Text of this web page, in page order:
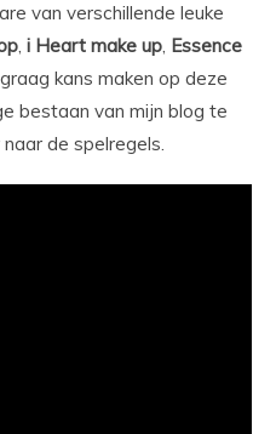
van verschillende leuke
, i Heart make up, Essence
kans maken op deze
bestaan van mijn blog te
de spelregels.